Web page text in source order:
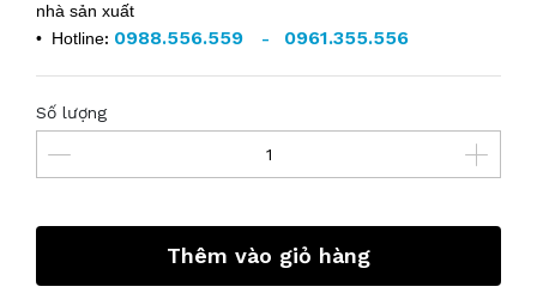
nhà sản xuất
• Hotline: 0988.556.559 - 0961.355.556
Số lượng
Thêm vào giỏ hàng